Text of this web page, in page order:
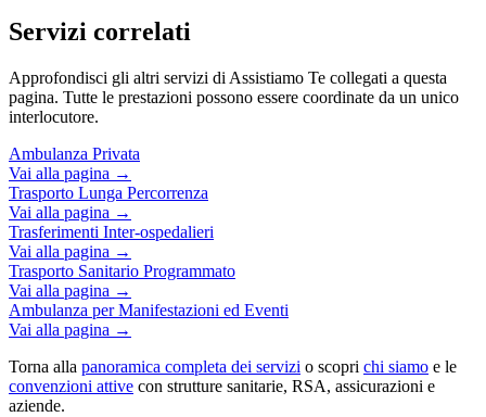
Servizi correlati
Approfondisci gli altri servizi di Assistiamo Te collegati a questa
pagina. Tutte le prestazioni possono essere coordinate da un unico
interlocutore.
Ambulanza Privata
Vai alla pagina →
Trasporto Lunga Percorrenza
Vai alla pagina →
Trasferimenti Inter-ospedalieri
Vai alla pagina →
Trasporto Sanitario Programmato
Vai alla pagina →
Ambulanza per Manifestazioni ed Eventi
Vai alla pagina →
Torna alla panoramica completa dei servizi o scopri chi siamo e le
convenzioni attive con strutture sanitarie, RSA, assicurazioni e
aziende.